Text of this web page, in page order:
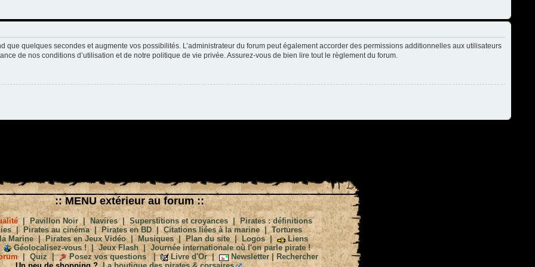
que quelques secondes et augmente vos possibilités. L’administrateur du forum peut également accorder des permissions additionnelles aux utilisateurs
de nos conditions d’utilisation et de notre politique de vie privée. Assurez-vous de bien lire tout le règlement du forum.
:: MENU extérieur au forum ::
|Pavillon Noir|Navires|Superstitions et croyances|Pirates : définitions
| Pirates au cinéma|Pirates en BD|Citations liées à la marine|Tortures
Marine|Pirates en Jeux Vidéo|Musiques|Plan du site|Logos|
Liens
Géolocalisez-vous !|Jeux Flash|Journée internationale où l'on parle pirate !
| Quiz| Posez vos questions| Livre d'Or| Newsletter| Rechercher